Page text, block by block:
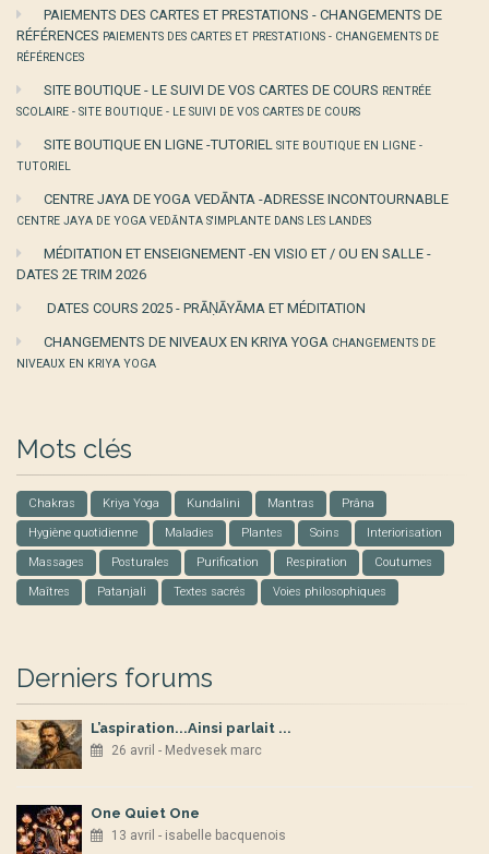
PAIEMENTS DES CARTES ET PRESTATIONS - CHANGEMENTS DE
RÉFÉRENCES PAIEMENTS DES CARTES ET PRESTATIONS - CHANGEMENTS DE
RÉFÉRENCES
SITE BOUTIQUE - LE SUIVI DE VOS CARTES DE COURS RENTRÉE
SCOLAIRE - SITE BOUTIQUE - LE SUIVI DE VOS CARTES DE COURS
SITE BOUTIQUE EN LIGNE -TUTORIEL SITE BOUTIQUE EN LIGNE -
TUTORIEL
CENTRE JAYA DE YOGA VEDĀNTA -ADRESSE INCONTOURNABLE
CENTRE JAYA DE YOGA VEDĀNTA S'IMPLANTE DANS LES LANDES
MÉDITATION ET ENSEIGNEMENT -EN VISIO ET / OU EN SALLE -
DATES 2E TRIM 2026
DATES COURS 2025 - PRĀṆĀYĀMA ET MÉDITATION
CHANGEMENTS DE NIVEAUX EN KRIYA YOGA CHANGEMENTS DE
NIVEAUX EN KRIYA YOGA
Mots clés
Chakras Kriya Yoga Kundalini Mantras Prâna
Hygiène quotidienne Maladies Plantes Soins Interiorisation
Massages Posturales Purification Respiration Coutumes
Maîtres Patanjali Textes sacrés Voies philosophiques
Derniers forums
L’aspiration...Ainsi parlait ...
26 avril - Medvesek marc
One Quiet One
13 avril - isabelle bacquenois